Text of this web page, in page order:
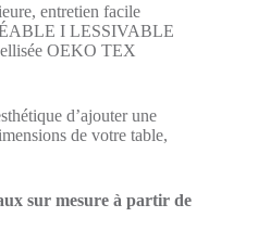
entretien facile
I LESSIVABLE
OEKO TEX
d’ajouter une
de votre table,
sur mesure à partir de